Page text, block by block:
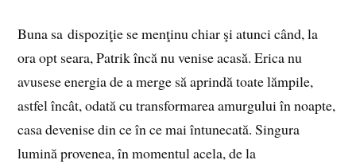
Buna sa dispoziţie se menţinu chiar şi atunci când, la
ora opt seara, Patrik încă nu venise acasă. Erica nu
avusese energia de a merge să aprindă toate lămpile,
astfel încât, odată cu transformarea amurgului în noapte,
casa devenise din ce în ce mai întunecată. Singura
lumină provenea, în momentul acela, de la